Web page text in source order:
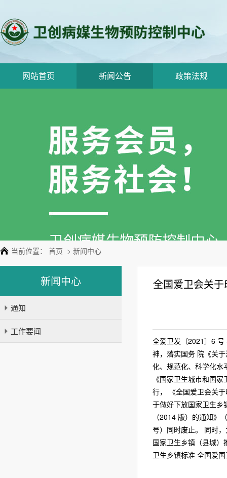
网站首页 新闻公告 政策法规
当前位置： 首页 > 新闻中心
新闻中心
通知
工作要闻
全国爱卫会关
全爱卫发〔2021〕6
神，落实国务 院《关
化、规范化、科学化水
《国家卫生城市和国
行， 《全国爱卫会关
于做好下放国家卫生乡
（2014 版）的通知
号）同时废止。 同时
国家卫生乡镇（县城
卫生乡镇标准 全国爱